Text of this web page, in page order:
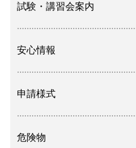
試験・講習会案内
安心情報
申請様式
危険物